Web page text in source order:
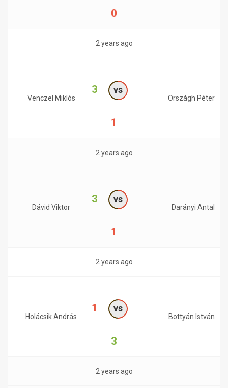
0
2 years ago
Venczel Miklós
3 vs
1
Országh Péter
2 years ago
Dávid Viktor
3 vs
1
Darányi Antal
2 years ago
Holácsik András
1 vs
3
Bottyán István
2 years ago